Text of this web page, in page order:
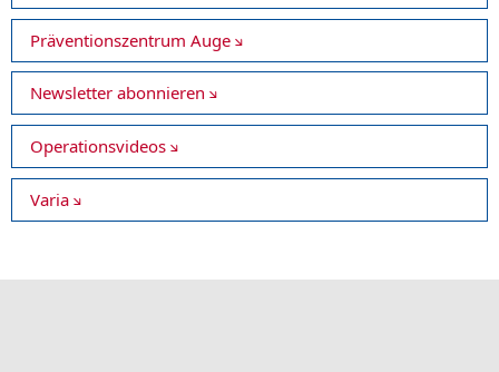
Präventionszentrum Auge
Newsletter abonnieren
Operationsvideos
Varia